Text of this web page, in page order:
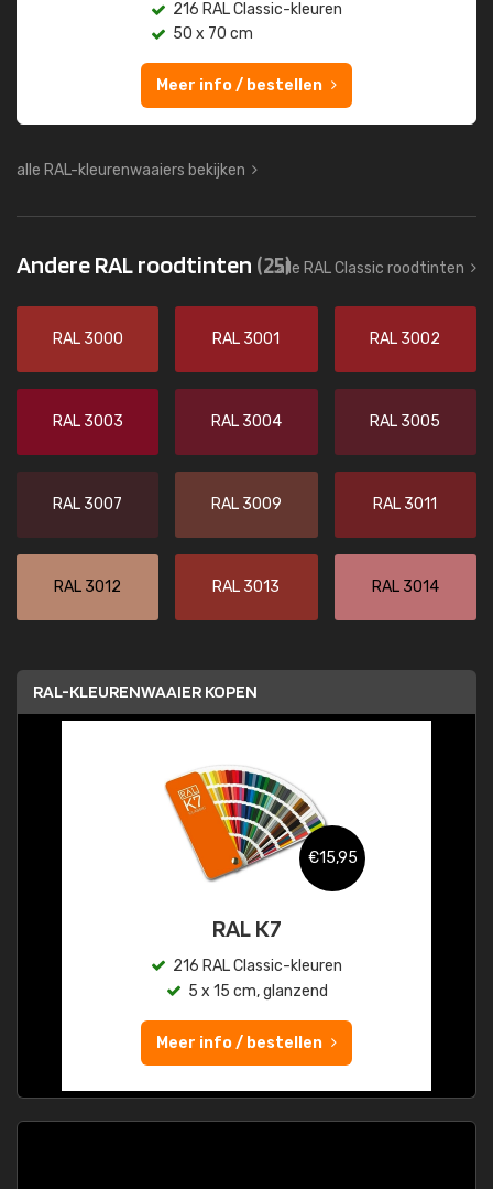
216 RAL Classic-kleuren
50 x 70 cm
Meer info / bestellen
alle RAL-kleurenwaaiers bekijken
Andere RAL roodtinten (25)alle RAL Classic roodtinten
RAL 3000 RAL 3001 RAL 3002
RAL 3003 RAL 3004 RAL 3005
RAL 3007 RAL 3009 RAL 3011
RAL 3012 RAL 3013 RAL 3014
RAL-KLEURENWAAIER KOPEN
€15,95
RAL K7
216 RAL Classic-kleuren
5 x 15 cm, glanzend
Meer info / bestellen